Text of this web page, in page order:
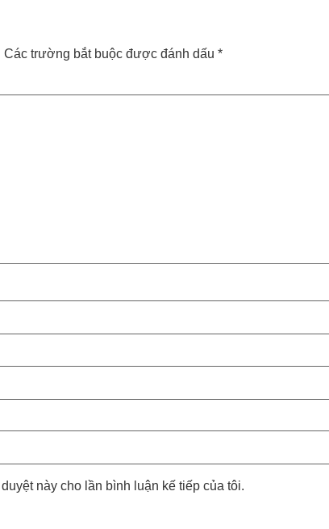
Các trường bắt buộc được đánh dấu *
này cho lần bình luận kế tiếp của tôi.